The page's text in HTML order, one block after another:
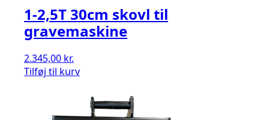
1-2,5T 30cm skovl til
gravemaskine
2.345,00 kr.
Tilføj til kurv